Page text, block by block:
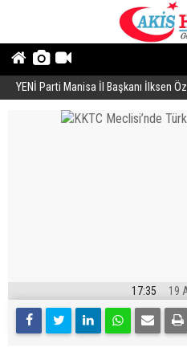
YENİ Parti Manisa İl Başkanı İlksen
17:35 19